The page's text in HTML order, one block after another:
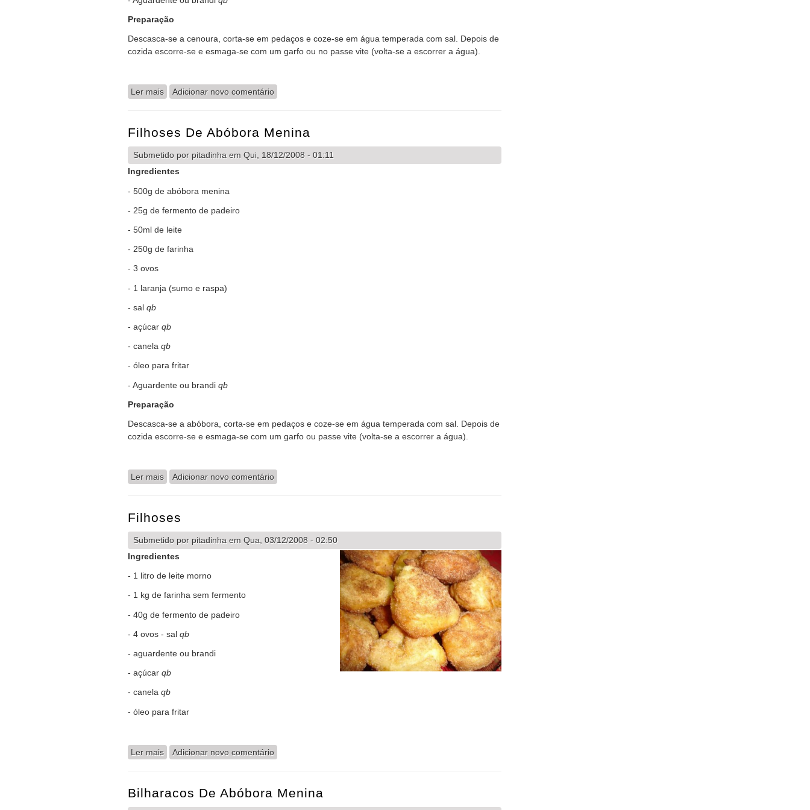
Preparação
Descasca-se a cenoura, corta-se em pedaços e coze-se em água temperada com sal. Depois de
cozida escorre-se e esmaga-se com um garfo ou no passe vite (volta-se a escorrer a água).
Ler mais acerca de Filhoses de Cenoura
Adicionar novo comentário
Filhoses De Abóbora Menina
Submetido por pitadinha em Qui, 18/12/2008 - 01:11
Ingredientes
- 500g de abóbora menina
- 25g de fermento de padeiro
- 50ml de leite
- 250g de farinha
- 3 ovos
- 1 laranja (sumo e raspa)
- sal qb
- açúcar qb
- canela qb
- óleo para fritar
- Aguardente ou brandi qb
Preparação
Descasca-se a abóbora, corta-se em pedaços e coze-se em água temperada com sal. Depois de
cozida escorre-se e esmaga-se com um garfo ou passe vite (volta-se a escorrer a água).
Ler mais acerca de Filhoses de Abóbora Menina
Adicionar novo comentário
Filhoses
Submetido por pitadinha em Qua, 03/12/2008 - 02:50
Ingredientes
- 1 litro de leite morno
- 1 kg de farinha sem fermento
- 40g de fermento de padeiro
- 4 ovos - sal qb
- aguardente ou brandi
- açúcar qb
- canela qb
- óleo para fritar
Ler mais acerca de Filhoses
Adicionar novo comentário
Bilharacos De Abóbora Menina